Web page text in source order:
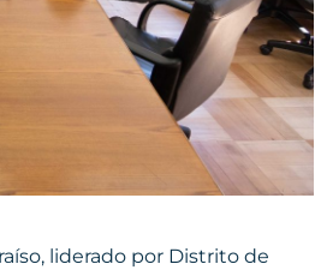
liderado por Distrito de